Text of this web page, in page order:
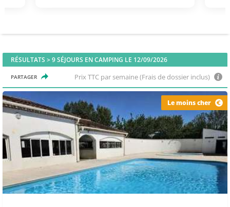
RÉSULTATS >9SÉJOURS EN CAMPING LE 12/09/2026
PARTAGER Prix TTC par semaine (Frais de dossier inclus)
Le moins cher